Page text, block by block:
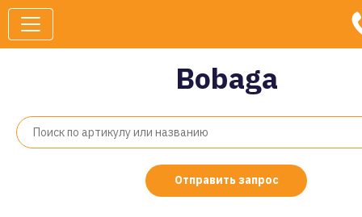
Bobaga
Отправить запрос